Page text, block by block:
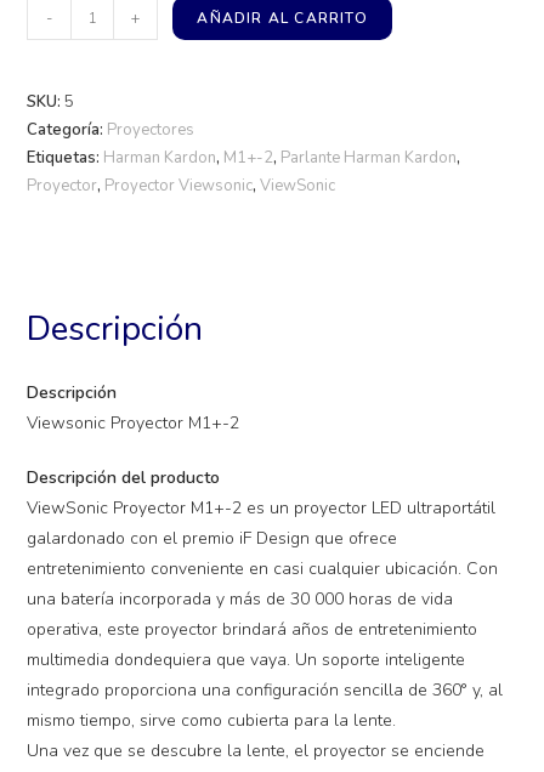
- + AÑADIR AL CARRITO
SKU: 5
Categoría: Proyectores
Etiquetas: Harman Kardon, M1+-2, Parlante Harman Kardon,
Proyector, Proyector Viewsonic,ViewSonic
Descripción
Descripción
Viewsonic Proyector M1+-2
Descripción del producto
ViewSonic Proyector M1+-2 es un proyector LED ultraportátil
galardonado con el premio iF Design que ofrece
entretenimiento conveniente en casi cualquier ubicación. Con
una batería incorporada y más de 30 000 horas de vida
operativa, este proyector brindará años de entretenimiento
multimedia dondequiera que vaya. Un soporte inteligente
integrado proporciona una configuración sencilla de 360° y, al
mismo tiempo, sirve como cubierta para la lente.
Una vez que se descubre la lente, el proyector se enciende